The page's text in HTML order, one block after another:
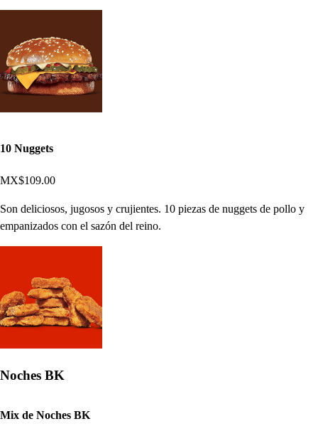
10 Nuggets
MX$109.00
Son deliciosos, jugosos y crujientes. 10 piezas de nuggets de pollo y
empanizados con el sazón del reino.
Noches BK
Mix de Noches BK